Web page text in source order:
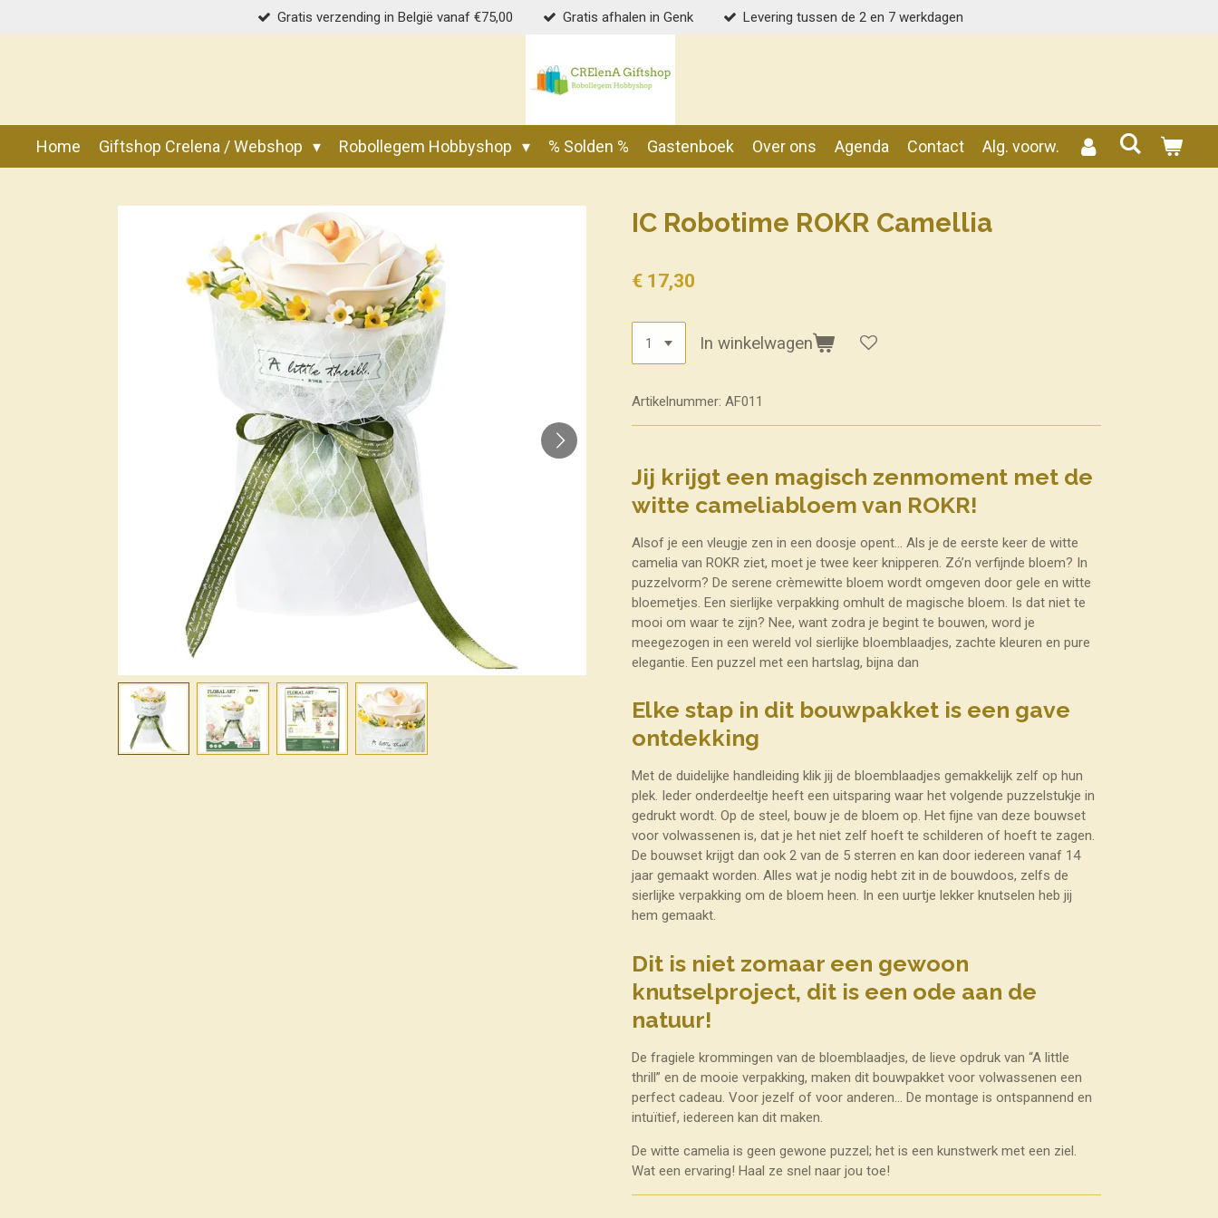
direct
Gratis verzending in België vanaf €75,00 Gratis afhalen in Genk Levering tussen de 2 en 7 werkdagen
Home Giftshop Crelena / Webshop Robollegem Hobbyshop % Solden % Gastenboek Over ons Agenda Contact Alg. voorw.
IC Robotime ROKR Camellia
€ 17,30
In winkelwagen
Artikelnummer: AF011
Jij krijgt een magisch zenmoment met de
witte cameliabloem van ROKR!
Alsof je een vleugje zen in een doosje opent… Als je de eerste keer de witte
camelia van ROKR ziet, moet je twee keer knipperen. Zó’n verfijnde bloem? In
puzzelvorm? De serene crèmewitte bloem wordt omgeven door gele en witte
bloemetjes. Een sierlijke verpakking omhult de magische bloem. Is dat niet te
mooi om waar te zijn? Nee, want zodra je begint te bouwen, word je
meegezogen in een wereld vol sierlijke bloemblaadjes, zachte kleuren en pure
elegantie. Een puzzel met een hartslag, bijna dan
Elke stap in dit bouwpakket is een gave
ontdekking
Met de duidelijke handleiding klik jij de bloemblaadjes gemakkelijk zelf op hun
plek. Ieder onderdeeltje heeft een uitsparing waar het volgende puzzelstukje in
gedrukt wordt. Op de steel, bouw je de bloem op. Het fijne van deze bouwset
voor volwassenen is, dat je het niet zelf hoeft te schilderen of hoeft te zagen.
De bouwset krijgt dan ook 2 van de 5 sterren en kan door iedereen vanaf 14
jaar gemaakt worden. Alles wat je nodig hebt zit in de bouwdoos, zelfs de
sierlijke verpakking om de bloem heen. In een uurtje lekker knutselen heb jij
hem gemaakt.
Dit is niet zomaar een gewoon
knutselproject, dit is een ode aan de
natuur!
De fragiele krommingen van de bloemblaadjes, de lieve opdruk van “A little
thrill” en de mooie verpakking, maken dit bouwpakket voor volwassenen een
perfect cadeau. Voor jezelf of voor anderen… De montage is ontspannend en
intuïtief, iedereen kan dit maken.
De witte camelia is geen gewone puzzel; het is een kunstwerk met een ziel.
Wat een ervaring! Haal ze snel naar jou toe!